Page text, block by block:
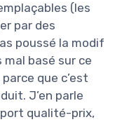
(les
par des
poussé la modif
mal basé sur ce
que c’est
J’en parle
qualité-prix,